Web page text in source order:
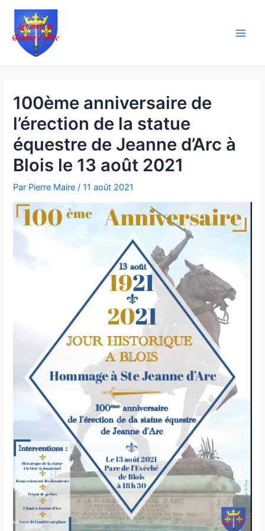
Aller
contenu
100ème anniversaire de
l’érection de la statue
équestre de Jeanne d’Arc à
Blois le 13 août 2021
Par Pierre Maire/11 août 2021
Navigation
articles